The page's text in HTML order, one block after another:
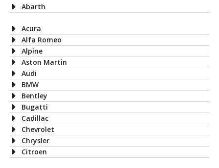
Abarth
Acura
Alfa Romeo
Alpine
Aston Martin
Audi
BMW
Bentley
Bugatti
Cadillac
Chevrolet
Chrysler
Citroen